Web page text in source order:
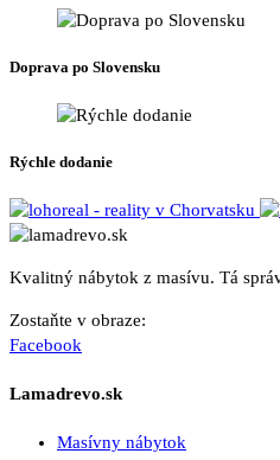
na
stránke
produktu.
Doprava po Slovensku
Rýchle dodanie
Kvalitný nábytok z masívu. Tá
Zostaňte v obraze:
Facebook
Lamadrevo.sk
Masívny nábytok